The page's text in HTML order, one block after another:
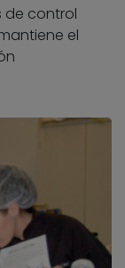
de control
el